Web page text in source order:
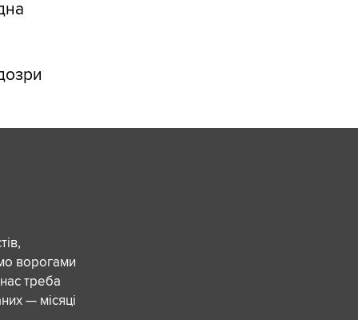
ворогами
треба
— місяці